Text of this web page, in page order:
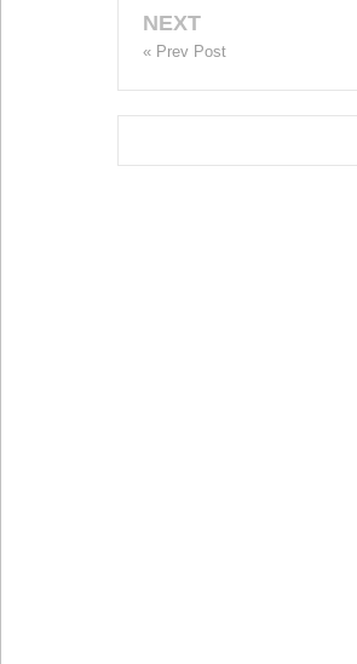
NEXT
« Prev Post